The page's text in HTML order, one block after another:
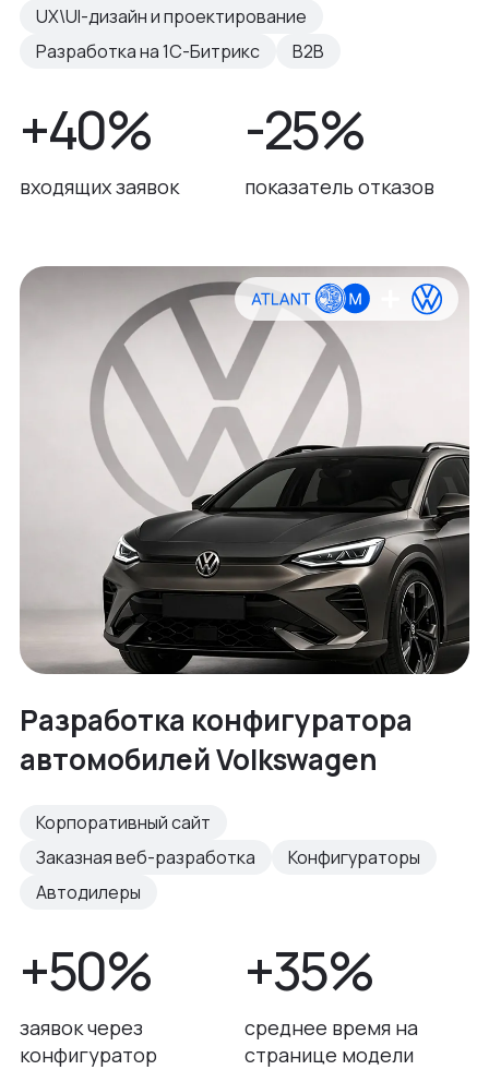
UX\UI-дизайн и проектирование
Разработка на 1С-Битрикс
B2B
+40%
входящих заявок
-25%
показатель отказов
Разработка конфигуратора
автомобилей Volkswagen
Корпоративный сайт
Заказная веб-разработка
Конфигураторы
Автодилеры
+50%
заявок через
конфигуратор
+35%
среднее время на
странице модели